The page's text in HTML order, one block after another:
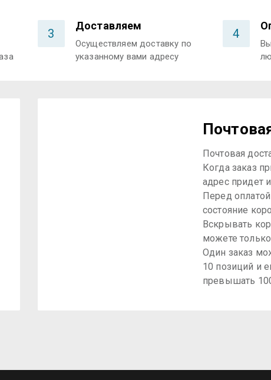
3
Доставляем
Осуществляем доставку по
указанному вами адресу
4
Почтовая
Когда заказ
адрес придет
Перед
состояние
Вскрывать
можете
Один заказ
10 позиций и
превышать